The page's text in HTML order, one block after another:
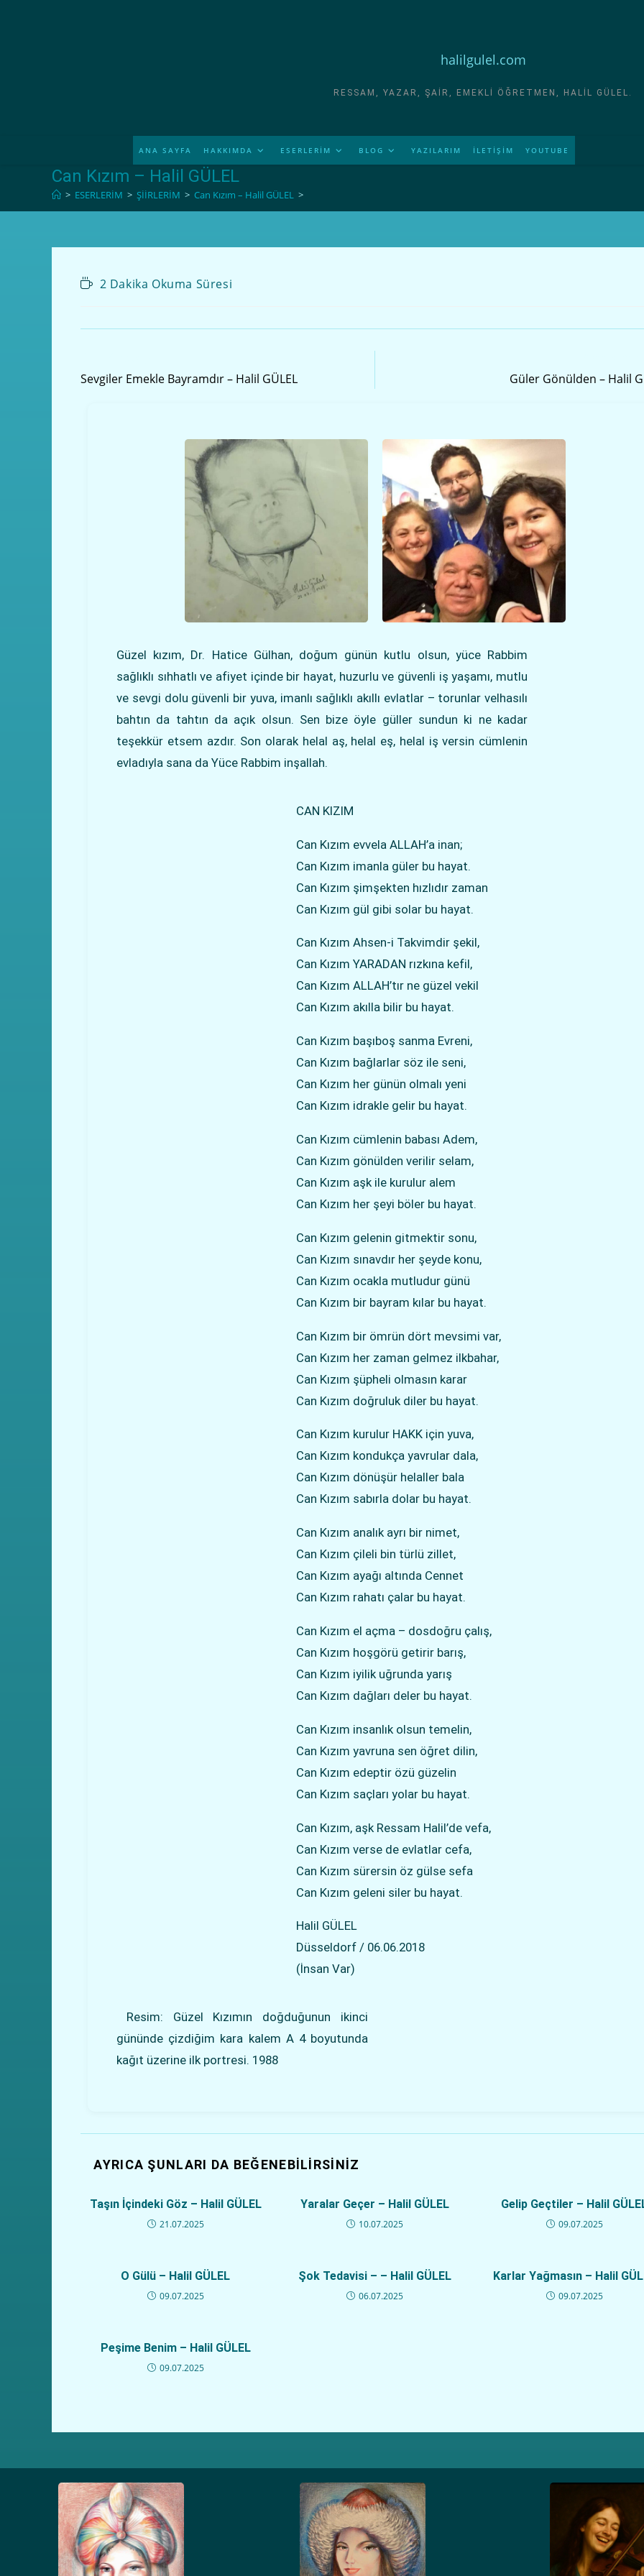
halilgulel.com
RESSAM, YAZAR, ŞAIR, EMEKLI ÖĞRETMEN, HALIL GÜLEL.
ANA SAYFA HAKKIMDA ESERLERİM BLOG YAZILARIM İLETİŞİM YOUTUBE
Can Kızım – Halil GÜLEL
> ESERLERİM > ŞİİRLERİM > Can Kızım – Halil GÜLEL >
2 Dakika Okuma Süresi
Sevgiler Emekle Bayramdır – Halil GÜLEL Güler Gönülden – Halil
Güzel kızım, Dr. Hatice Gülhan, doğum günün kutlu olsun, yüce Rabbim
sağlıklı sıhhatlı ve afiyet içinde bir hayat, huzurlu ve güvenli iş yaşamı, mutlu
ve sevgi dolu güvenli bir yuva, imanlı sağlıklı akıllı evlatlar – torunlar velhasılı
bahtın da tahtın da açık olsun. Sen bize öyle güller sundun ki ne kadar
teşekkür etsem azdır. Son olarak helal aş, helal eş, helal iş versin cümlenin
evladıyla sana da Yüce Rabbim inşallah.
CAN KIZIM
Can Kızım evvela ALLAH’a inan;
Can Kızım imanla güler bu hayat.
Can Kızım şimşekten hızlıdır zaman
Can Kızım gül gibi solar bu hayat.
Can Kızım Ahsen-i Takvimdir şekil,
Can Kızım YARADAN rızkına kefil,
Can Kızım ALLAH’tır ne güzel vekil
Can Kızım akılla bilir bu hayat.
Can Kızım başıboş sanma Evreni,
Can Kızım bağlarlar söz ile seni,
Can Kızım her günün olmalı yeni
Can Kızım idrakle gelir bu hayat.
Can Kızım cümlenin babası Adem,
Can Kızım gönülden verilir selam,
Can Kızım aşk ile kurulur alem
Can Kızım her şeyi böler bu hayat.
Can Kızım gelenin gitmektir sonu,
Can Kızım sınavdır her şeyde konu,
Can Kızım ocakla mutludur günü
Can Kızım bir bayram kılar bu hayat.
Can Kızım bir ömrün dört mevsimi var,
Can Kızım her zaman gelmez ilkbahar,
Can Kızım şüpheli olmasın karar
Can Kızım doğruluk diler bu hayat.
Can Kızım kurulur HAKK için yuva,
Can Kızım kondukça yavrular dala,
Can Kızım dönüşür helaller bala
Can Kızım sabırla dolar bu hayat.
Can Kızım analık ayrı bir nimet,
Can Kızım çileli bin türlü zillet,
Can Kızım ayağı altında Cennet
Can Kızım rahatı çalar bu hayat.
Can Kızım el açma – dosdoğru çalış,
Can Kızım hoşgörü getirir barış,
Can Kızım iyilik uğrunda yarış
Can Kızım dağları deler bu hayat.
Can Kızım insanlık olsun temelin,
Can Kızım yavruna sen öğret dilin,
Can Kızım edeptir özü güzelin
Can Kızım saçları yolar bu hayat.
Can Kızım, aşk Ressam Halil’de vefa,
Can Kızım verse de evlatlar cefa,
Can Kızım sürersin öz gülse sefa
Can Kızım geleni siler bu hayat.
Halil GÜLEL
Düsseldorf / 06.06.2018
(İnsan Var)
Resim: Güzel Kızımın doğduğunun ikinci
gününde çizdiğim kara kalem A 4 boyutunda
kağıt üzerine ilk portresi. 1988
AYRICA ŞUNLARI DA BEĞENEBILIRSINIZ
Taşın İçindeki Göz – Halil GÜLEL
21.07.2025
Yaralar Geçer – Halil GÜLEL
10.07.2025
Gelip Geçtiler – Halil
09.07.2025
O Gülü – Halil GÜLEL
09.07.2025
Şok Tedavisi – – Halil GÜLEL
06.07.2025
Karlar Yağmasın – Halil
09.07.2025
Peşime Benim – Halil GÜLEL
09.07.2025